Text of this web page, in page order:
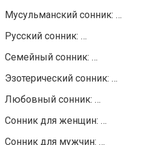
Мусульманский сонник: …
Русский сонник: …
Семейный сонник: …
Эзотерический сонник: …
Любовный сонник: …
Сонник для женщин: …
Сонник для мужчин: …